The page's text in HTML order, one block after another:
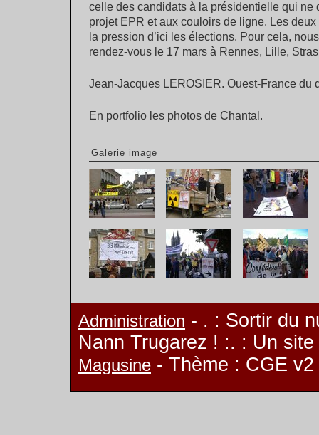
celle des candidats à la présidentielle qui ne
projet EPR et aux couloirs de ligne. Les
la pression d’ici les élections. Pour cela,
rendez-vous le 17 mars à Rennes, Lille,
Jean-Jacques LEROSIER. Ouest-France du
En portfolio les photos de Chantal.
Galerie image
Administration - . : Sortir du
Nann Trugarez ! :. : Un
Magusine - Thème : CGE v2